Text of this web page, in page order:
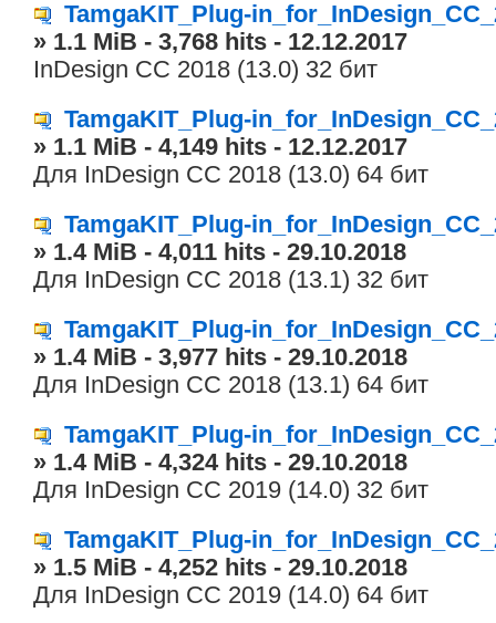
TamgaKIT_Plug-
» 1.1 MiB - 3,768 hits - 12.12.2017
InDesign CC 2018 (13.0) 32 бит
TamgaKIT_Plug-
» 1.1 MiB - 4,149 hits - 12.12.2017
Для InDesign CC 2018 (13.0) 64 бит
TamgaKIT_Plug-
» 1.4 MiB - 4,011 hits - 29.10.2018
Для InDesign CC 2018 (13.1) 32 бит
TamgaKIT_Plug-
» 1.4 MiB - 3,977 hits - 29.10.2018
Для InDesign CC 2018 (13.1) 64 бит
TamgaKIT_Plug-
» 1.4 MiB - 4,324 hits - 29.10.2018
Для InDesign CC 2019 (14.0) 32 бит
TamgaKIT_Plug-
» 1.5 MiB - 4,252 hits - 29.10.2018
Для InDesign CC 2019 (14.0) 64 бит